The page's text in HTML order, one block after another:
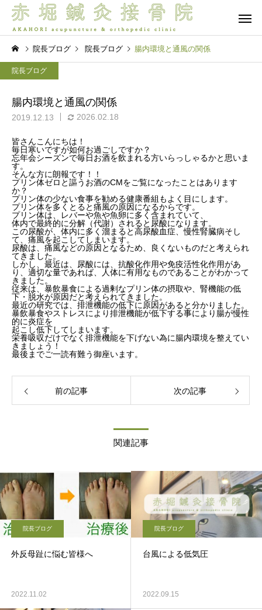
脳バランス療法 オプショ
院長ブログ
夜眠れないのは脳が休めな
いから？入眠困難の本当の
理由 前編
首肩腰は痛いけど体幹
が入らない…その正体
「混合タイプ」？脳と
の連携から紐解く新事
院長ブログ 院長ブログ 腸内環境と通風の関係
院長ブログ
腸内環境と通風の関係
2019.12.13 2026.02.18
皆さんこんにちは！
毎日寒いですが如何お過ごしですか？
忘年会シーズンで毎日お酒を飲まれる方いらっしゃるかと思いま
す。
そんな方に朗報です！！
プリン体ゼロと謳うお酒のCMをご覧になったことはあります
か？
プリン体の少ない食事を勧める健康番組もよく目にします。
プリン体を多くとると痛風の原因になるからです。
プリン体は、レバーや魚や魚卵に多く含まれていて、
体内で最終的に分解（代謝）されると尿酸になります。
この尿酸が、体内に多く溜まると高尿酸血症、慢性腎臓病そし
て、痛風を起こしてしまいます。
尿酸は、痛風などの原因となるため、良くないものだと考えられ
てきました。
しかし、最近は、尿酸には、抗酸化作用や免疫活性化作用があ
り、適切な量であれば、人体に有用なものであることがわかって
きました。
従来は、暴飲暴食による過剰なプリン体の摂取や、腎機能の低
下・脱水が原因だと考えられてきました。
最近の研究では、排泄機能の低下に原因があると分かりました。
暴飲暴食やストレスにより排泄機能が低下する事により腸が慢性
的に炎症を
起こし低下してしまいます。
栄養吸収だけでなく排泄機能を下げない為に腸内環境を整えてい
きましょう！
最後までご一読有難う御座います。
前の記事 次の記事
関連記事
院長ブログ
外反母趾に悩む皆様へ
2022.11.02
院長ブログ
台風による低気圧
2022.09.15